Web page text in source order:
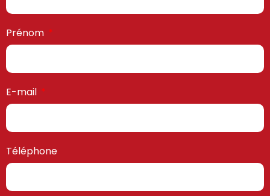
Prénom
E-mail
Téléphone